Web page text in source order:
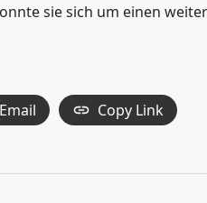
sie sich um einen
Email Copy Link